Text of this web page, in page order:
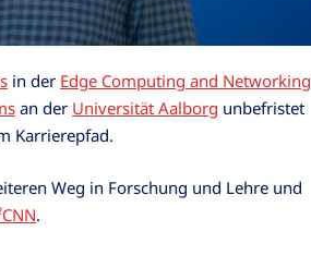
in der Edge Computing and Networking
an der Universität Aalborg unbefristet
Karrierepfad.
Weg in Forschung und Lehre und
.